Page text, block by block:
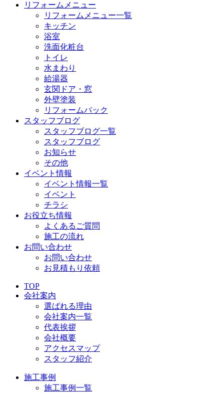
リフォームメニュー
リフォームメニュー一覧
キッチン
浴室
洗面化粧台
トイレ
水まわり
給湯器
玄関ドア・窓
外壁塗装
リフォームパック
スタッフブログ
スタッフブログ一覧
スタッフブログ
お知らせ
その他
イベント情報
イベント情報一覧
イベント
チラシ
お役立ち情報
よくあるご質問
施工の流れ
お問い合わせ
お問い合わせ
お見積もり依頼
TOP
会社案内
選ばれる理由
会社案内一覧
代表挨拶
会社概要
アクセスマップ
スタッフ紹介
施工事例
施工事例一覧